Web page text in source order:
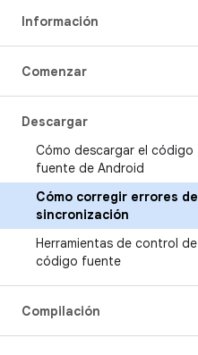
Información
Comenzar
Descargar
Cómo descargar el código
fuente de Android
Cómo corregir errores de
sincronización
Herramientas de control de
código fuente
Compilación